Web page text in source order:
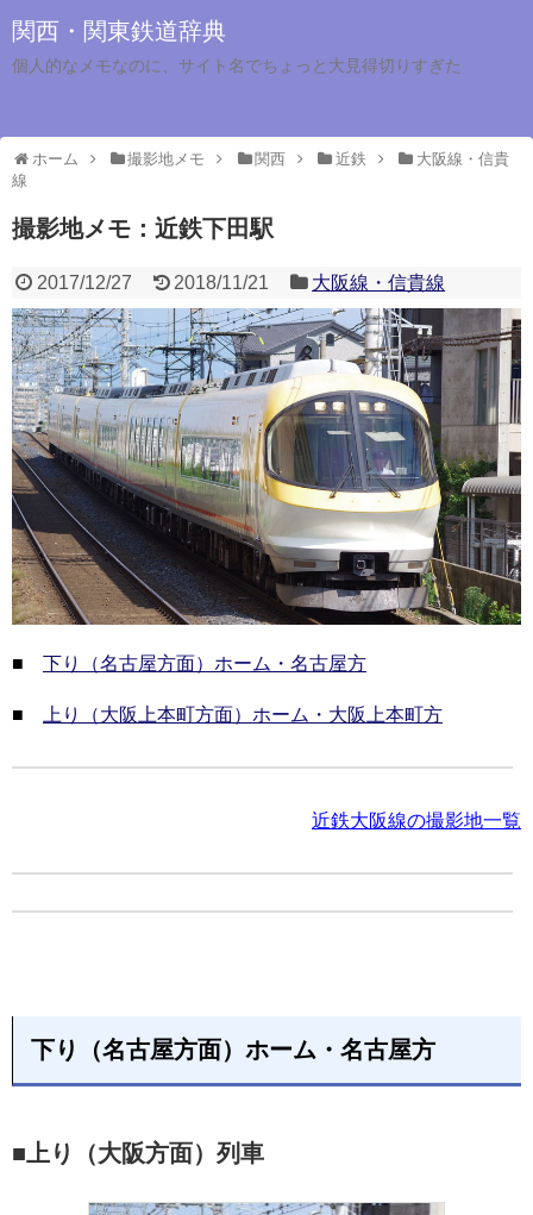
関西・関東鉄道辞典
個人的なメモなのに、サイト名でちょっと大見得切りすぎた
ホーム 撮影地メモ 関西 近鉄
大阪線・信貴
線
撮影地メモ：近鉄下田駅
2017/12/27 2018/11/21 大阪線・信貴線
■ 下り（名古屋方面）ホーム・名古屋方
■ 上り（大阪上本町方面）ホーム・大阪上本町方
近鉄大阪線の撮影地一覧
下り（名古屋方面）ホーム・名古屋方
■上り（大阪方面）列車